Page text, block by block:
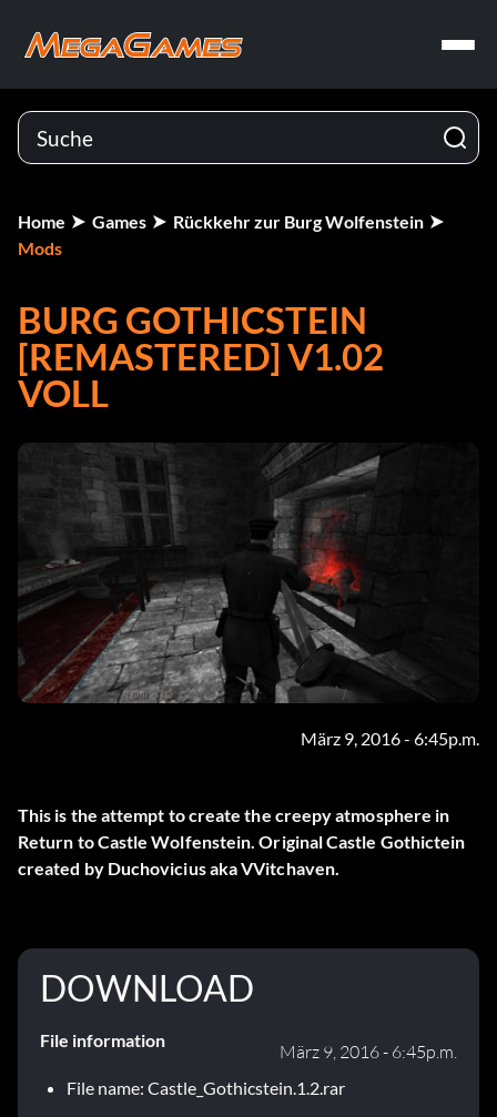
Home Games
Rückkehr zur Burg Wolfenstein
Mods
BURG GOTHICSTEIN
[REMASTERED] V1.02
VOLL
März 9, 2016 - 6:45p.m.
This is the attempt to create the creepy atmosphere in
Return to Castle Wolfenstein. Original Castle Gothictein
created by Duchovicius aka VVitchaven.
DOWNLOAD
File information
März 9, 2016 - 6:45p.m.
File name: Castle_Gothicstein.1.2.rar